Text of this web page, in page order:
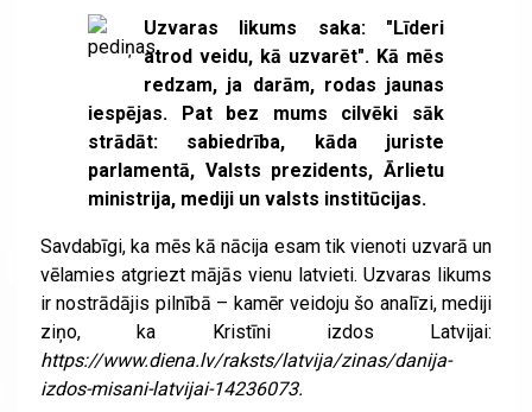
Uzvaras likums saka: "Līderi
atrod veidu, kā uzvarēt". Kā mēs
redzam, ja darām, rodas jaunas
iespējas. Pat bez mums cilvēki sāk
strādāt: sabiedrība, kāda juriste
parlamentā, Valsts prezidents, Ārlietu
ministrija, mediji un valsts institūcijas.
Savdabīgi, ka mēs kā nācija esam tik vienoti uzvarā un
vēlamies atgriezt mājās vienu latvieti. Uzvaras likums
ir nostrādājis pilnībā – kamēr veidoju šo analīzi, mediji
ziņo, ka Kristīni izdos Latvijai:
https://www.diena.lv/raksts/latvija/zinas/danija-
izdos-misani-latvijai-14236073.